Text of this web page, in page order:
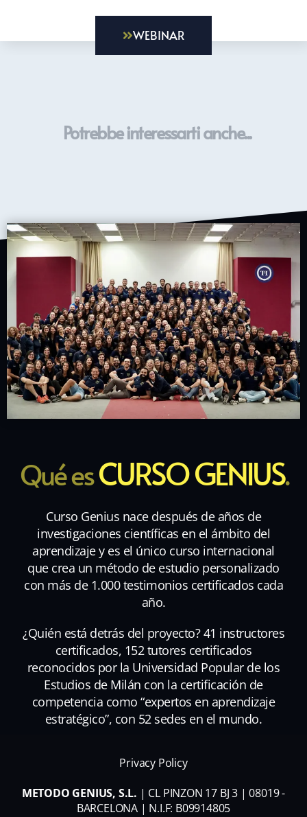
WEBINAR
Potrebbe interessarti anche...
Qué esCURSO GENIUS.
Curso Genius nace después de años de
investigaciones científicas en el ámbito del
aprendizaje y es el único curso internacional
que crea un método de estudio personalizado
con más de 1.000 testimonios certificados cada
año.
¿Quién está detrás del proyecto? 41 instructores
certificados, 152 tutores certificados
reconocidos por la Universidad Popular de los
Estudios de Milán con la certificación de
competencia como “expertos en aprendizaje
estratégico”, con 52 sedes en el mundo.
Privacy Policy
METODO GENIUS, S.L. | CL PINZON 17 BJ 3 | 08019 -
BARCELONA | N.I.F: B09914805